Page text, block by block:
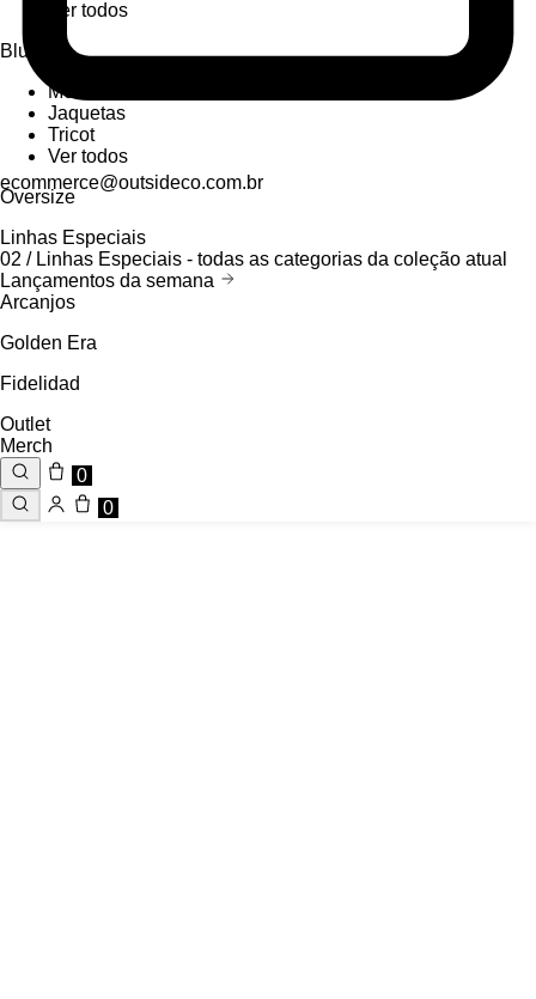
ecommerce@outsideco.com.br
Ver todos
Blusas
Moletons
Jaquetas
Tricot
Ver todos
Oversize
Linhas Especiais
02 / Linhas Especiais - todas as categorias da coleção atual
Lançamentos da semana
Arcanjos
Golden Era
Fidelidad
Outlet
Merch
0
0